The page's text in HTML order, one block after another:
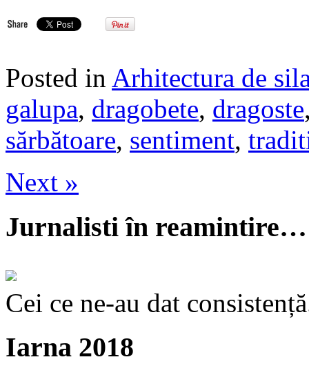
Posted in Arhitectura de
galupa, dragobete, dragoste
sărbătoare, sentiment,
Next »
Jurnalisti în reamintire…
Cei ce ne-au dat
Iarna 2018